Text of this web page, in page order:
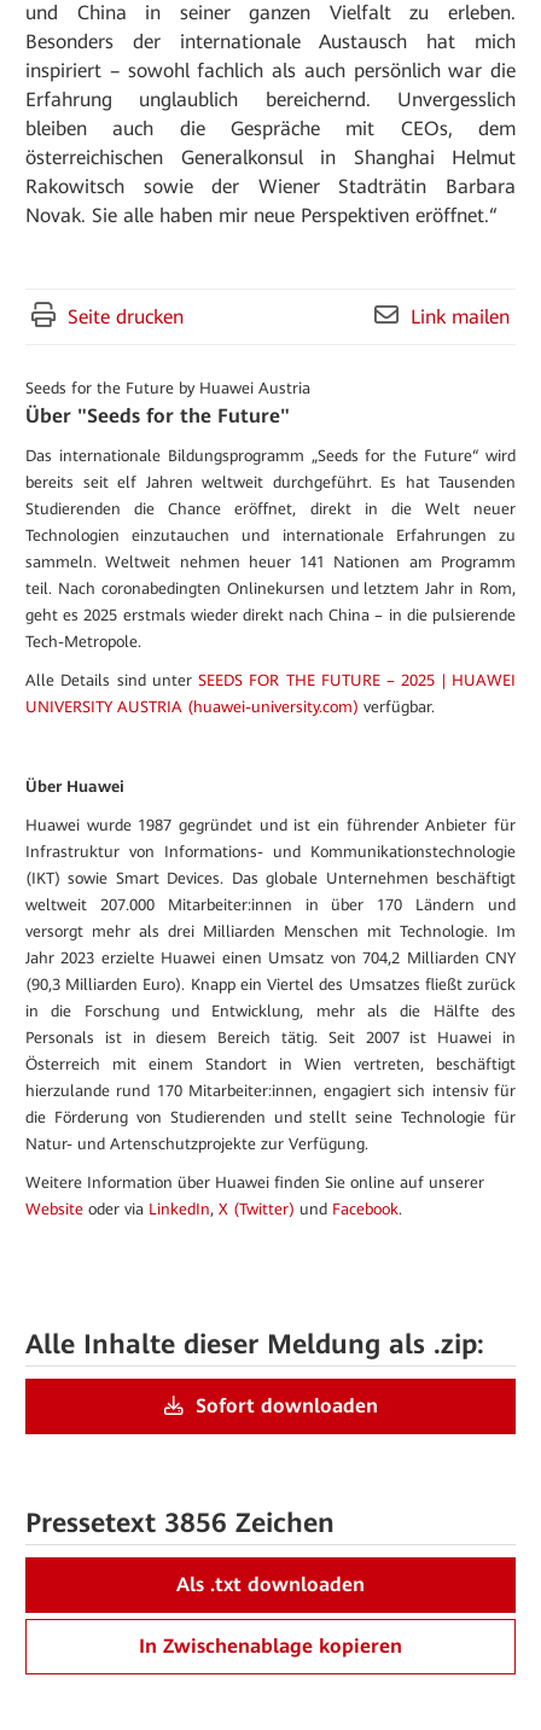
und China in seiner ganzen Vielfalt zu erleben.
Besonders der internationale Austausch hat mich
inspiriert – sowohl fachlich als auch persönlich war die
Erfahrung unglaublich bereichernd. Unvergesslich
bleiben auch die Gespräche mit CEOs, dem
österreichischen Generalkonsul in Shanghai Helmut
Rakowitsch sowie der Wiener Stadträtin Barbara
Novak. Sie alle haben mir neue Perspektiven eröffnet.“
Seite drucken Link mailen
Seeds for the Future by Huawei Austria
Über "Seeds for the Future"
Das internationale Bildungsprogramm „Seeds for the Future“ wird
bereits seit elf Jahren weltweit durchgeführt. Es hat Tausenden
Studierenden die Chance eröffnet, direkt in die Welt neuer
Technologien einzutauchen und internationale Erfahrungen zu
sammeln. Weltweit nehmen heuer 141 Nationen am Programm
teil. Nach coronabedingten Onlinekursen und letztem Jahr in Rom,
geht es 2025 erstmals wieder direkt nach China – in die pulsierende
Tech-Metropole.
Alle Details sind unterSEEDS FOR THE FUTURE – 2025 | HUAWEI
UNIVERSITY AUSTRIA (huawei-university.com) verfügbar.
Über Huawei
Huawei wurde 1987 gegründet und ist ein führender Anbieter für
Infrastruktur von Informations- und Kommunikationstechnologie
(IKT) sowie Smart Devices. Das globale Unternehmen beschäftigt
weltweit 207.000 Mitarbeiter:innen in über 170 Ländern und
versorgt mehr als drei Milliarden Menschen mit Technologie. Im
Jahr 2023 erzielte Huawei einen Umsatz von 704,2 Milliarden CNY
(90,3 Milliarden Euro). Knapp ein Viertel des Umsatzes fließt zurück
in die Forschung und Entwicklung, mehr als die Hälfte des
Personals ist in diesem Bereich tätig. Seit 2007 ist Huawei in
Österreich mit einem Standort in Wien vertreten, beschäftigt
hierzulande rund 170 Mitarbeiter:innen, engagiert sich intensiv für
die Förderung von Studierenden und stellt seine Technologie für
Natur- und Artenschutzprojekte zur Verfügung.
Weitere Information über Huawei finden Sie online auf unserer
Website oder via LinkedIn, X (Twitter) und Facebook.
Alle Inhalte dieser Meldung als .zip:
Sofort downloaden
Pressetext 3856 Zeichen
Als .txt downloaden
In Zwischenablage kopieren